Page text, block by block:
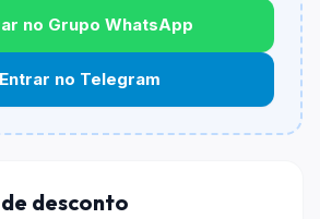
produto?
Depende de itens participantes
ou produtos especificos podem
no Grupo WhatsApp
Entrar no Telegram
desconto